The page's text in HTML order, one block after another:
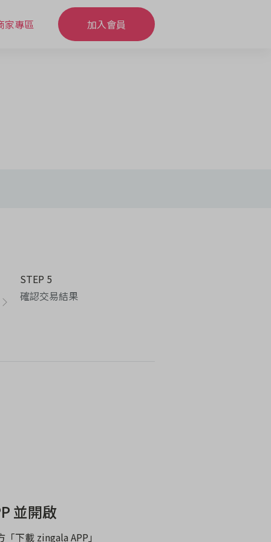
家專區 加入會員
STEP 5
確認交易結果
並開啟
下載 zingala APP」